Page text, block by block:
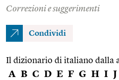
Correzioni e suggerimenti
Condividi
Il dizionario di italiano dalla
A B C D E F G H I J